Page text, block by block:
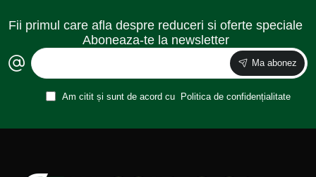
Fii primul care afla despre reduceri si oferte speciale
Aboneaza-te la newsletter
Ma abonez
Am citit și sunt de acord cu Politica de confidențialitate